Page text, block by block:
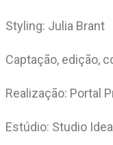
Styling: Julia Brant
Captação, edição,
Realização: Portal
Estúdio: Studio